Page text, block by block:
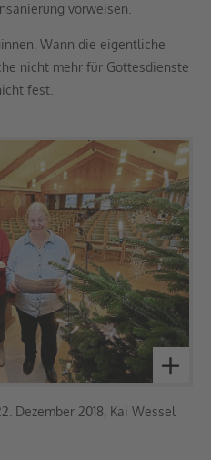
vorweisen.
Wann die eigentliche
nicht mehr für Gottesdienste
fest.
Dezember 2018, Kai Wessel